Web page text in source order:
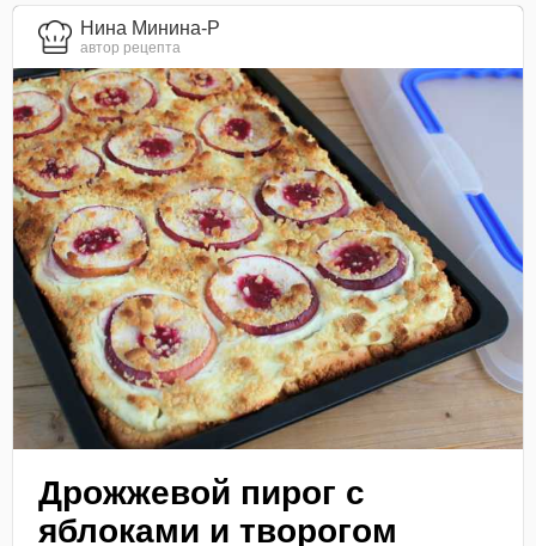
Нина Минина-Р
автор рецепта
Дрожжевой пирог с
яблоками и творогом